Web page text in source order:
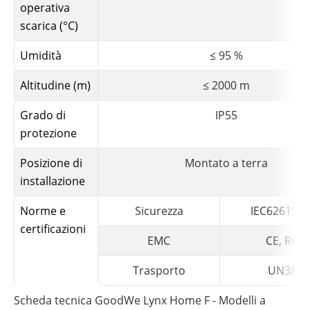
operativa
scarica (°C)
Umidità
≤ 95 %
Altitudine (m)
≤ 2000 m
Grado di
protezione
IP55
Posizione di
installazione
Montato a terra
Norme e
certificazioni
Sicurezza
IEC62619,
EMC
CE, RCM
Trasporto
UN38.3
Scheda tecnica GoodWe Lynx Home F - Modelli a